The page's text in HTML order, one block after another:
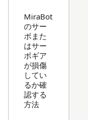
MiraBot
のサー
ボまた
はサー
ボギア
が損傷
してい
るか確
認する
方法